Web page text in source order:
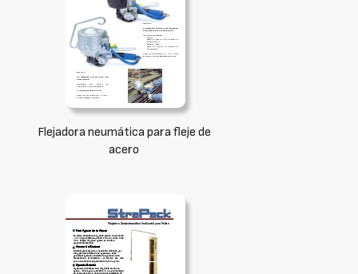
Flejadora neumática para fleje de
acero